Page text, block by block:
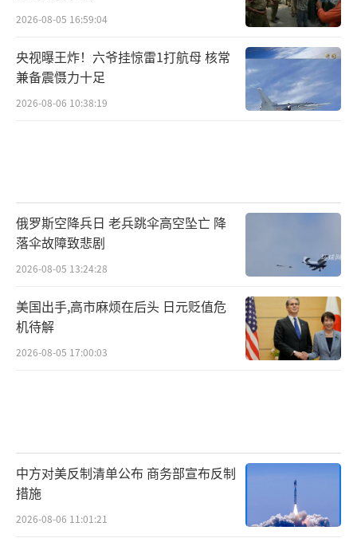
2026-08-05 16:59:04
央视曝王炸！六爷挂惊雷1打航母 核常
兼备震慑力十足
2026-08-06 10:38:19
俄罗斯空降兵日 老兵跳伞高空坠亡 降
落伞故障致悲剧
2026-08-05 13:24:28
美国出手,高市麻烦在后头 日元贬值危
机待解
2026-08-05 17:00:03
中方对美反制清单公布 商务部宣布反制
措施
2026-08-06 11:01:21